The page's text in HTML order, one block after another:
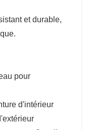
et durable,
pour
d'intérieur